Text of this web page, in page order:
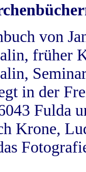
von
früher
in der
Fulda
Krone,